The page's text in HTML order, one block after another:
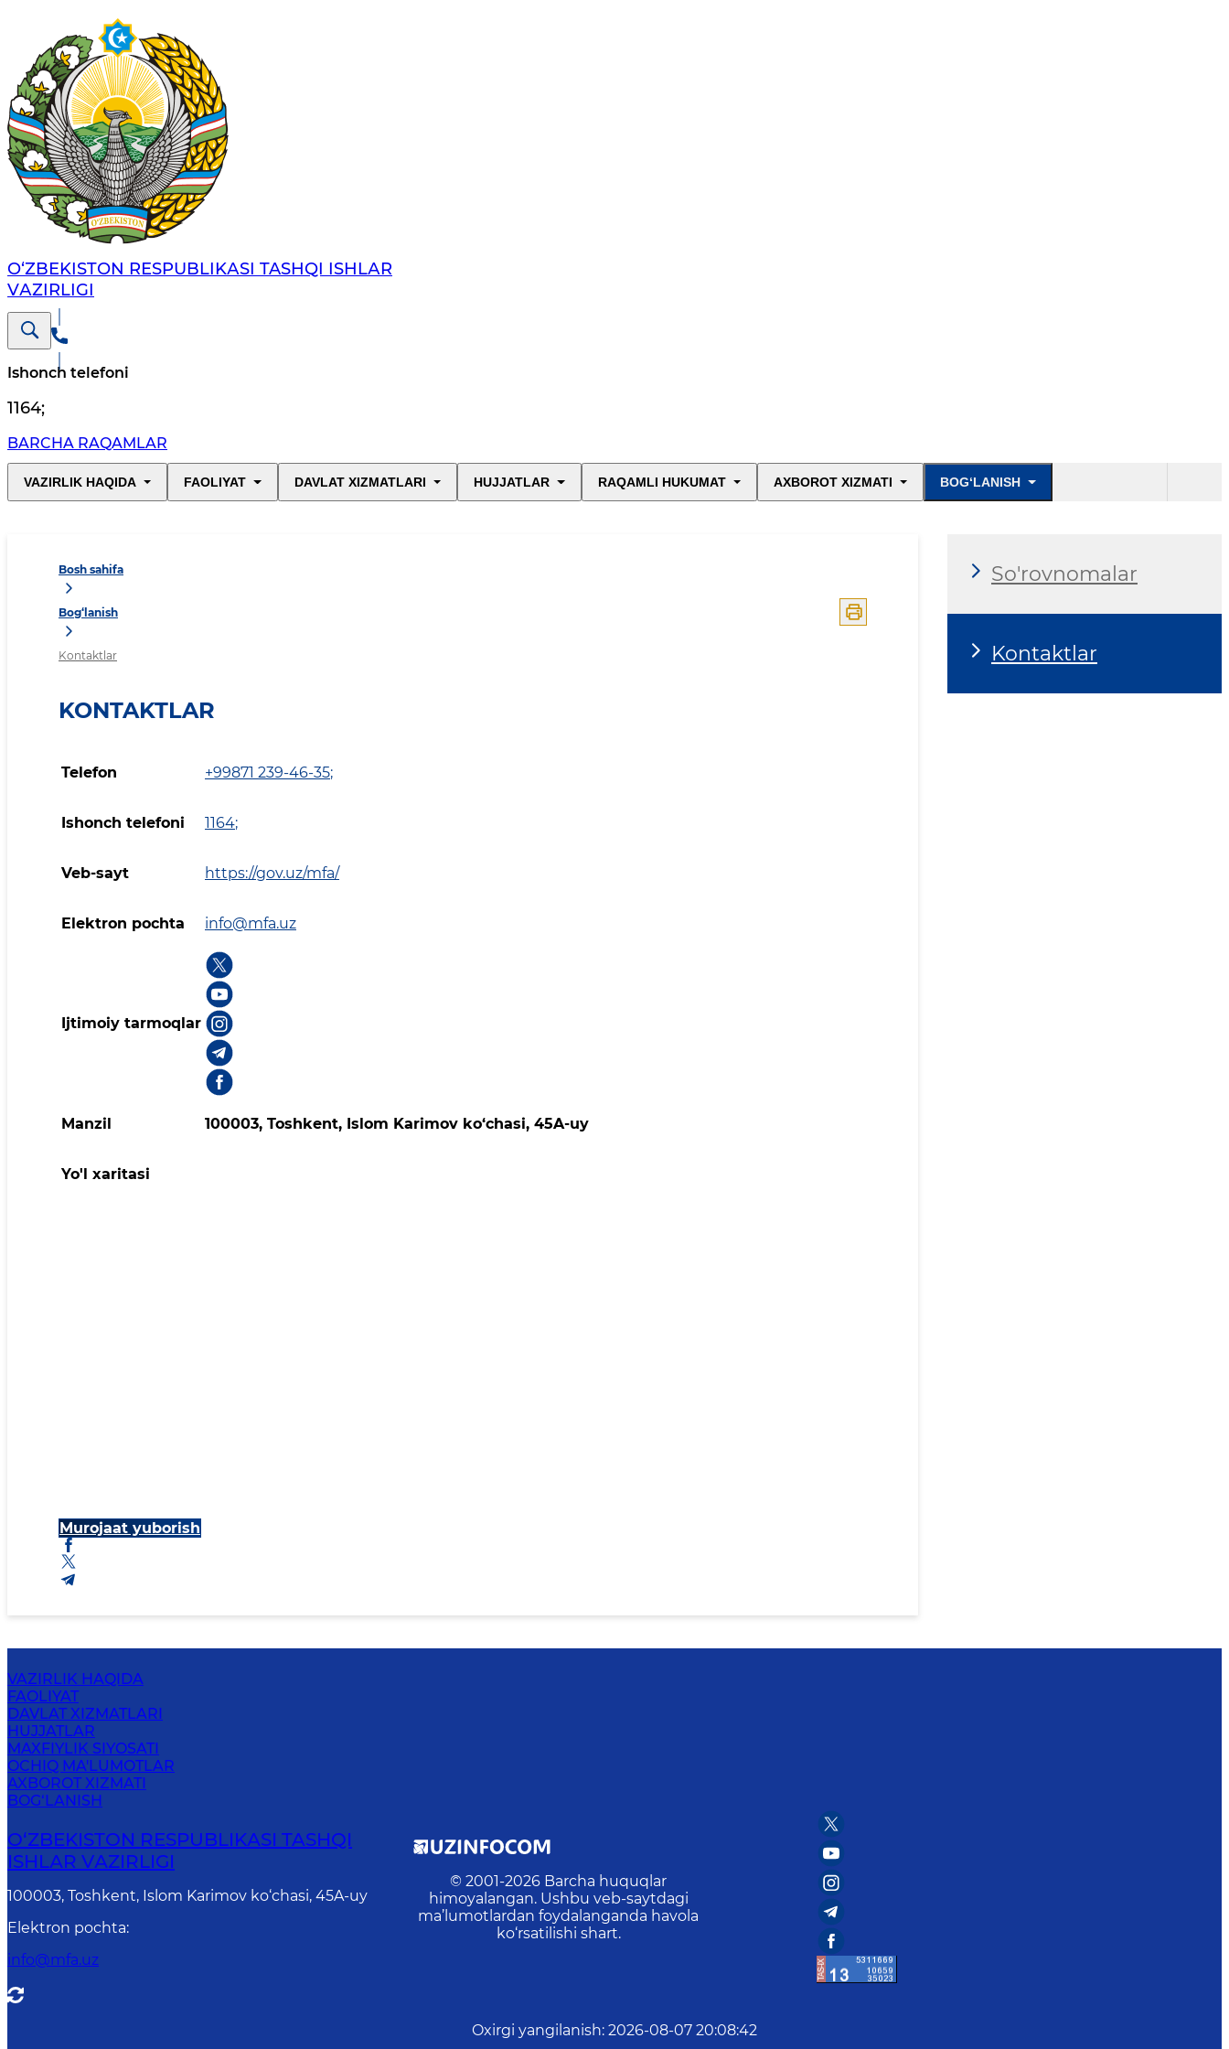
O‘ZBЕKISTОN RЕSPUBLIKАSI TASHQI ISHLАR
VАZIRLIGI
Ishonch telefoni
1164;
BARCHA RAQAMLAR
VAZIRLIK HAQIDA FAOLIYAT DAVLAT XIZMATLARI HUJJATLAR RAQAMLI HUKUMAT AXBOROT XIZMATI BOG‘LANISH
Bosh sahifa
Bog‘lanish
Kontaktlar
KONTAKTLAR
Telefon +99871 239-46-35;
Ishonch telefoni 1164;
Veb-sayt https://gov.uz/mfa/
Elektron pochta info@mfa.uz
Ijtimoiy tarmoqlar
Manzil 100003, Toshkent, Islom Karimov ko‘chasi, 45A-uy
Yo'l xaritasi
Murojaat yuborish
So'rovnomalar
Kontaktlar
VAZIRLIK HAQIDA
FAOLIYAT
DAVLAT XIZMATLARI
HUJJATLAR
MAXFIYLIK SIYOSATI
OCHIQ MA'LUMOTLAR
AXBOROT XIZMATI
BOG‘LANISH
O‘ZBЕKISTОN RЕSPUBLIKАSI TASHQI
ISHLАR VАZIRLIGI
100003, Toshkent, Islom Karimov ko‘chasi, 45A-uy
Elektron pochta:
info@mfa.uz
© 2001-2026 Barcha huquqlar
himoyalangan. Ushbu veb-saytdagi
ma’lumotlardan foydalanganda havola
ko‘rsatilishi shart.
Oxirgi yangilanish: 2026-08-07 20:08:42